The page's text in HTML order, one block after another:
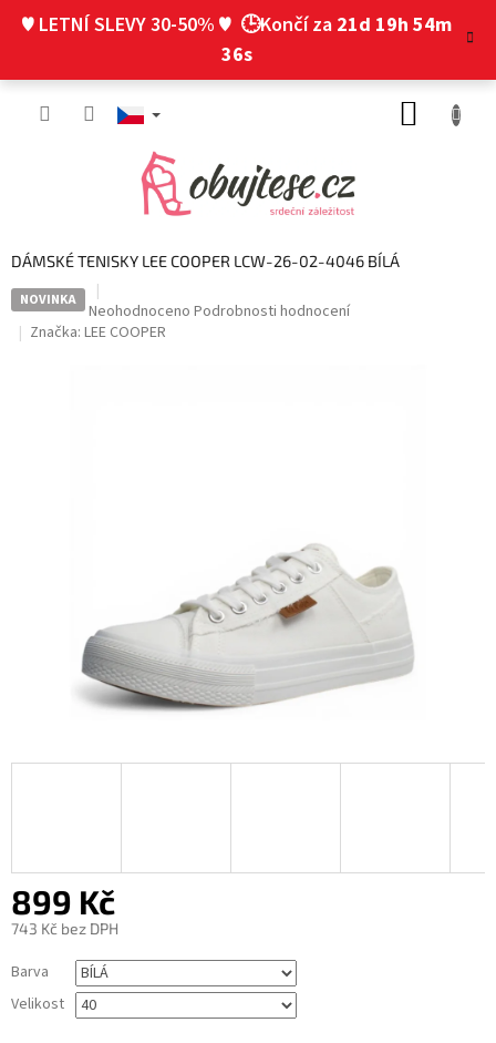
♥ LETNÍ SLEVY 30-50% ♥ 🕒Končí za 21d 19h 54m
35s
DÁMSKÉ TENISKY LEE COOPER LCW-26-02-4046 BÍLÁ
NOVINKA
Průměrné
hodnocení
Neohodnoceno Podrobnosti hodnocení
Značka: LEE COOPER
899 Kč
743 Kč bez DPH
cena:
Barva
Velikost